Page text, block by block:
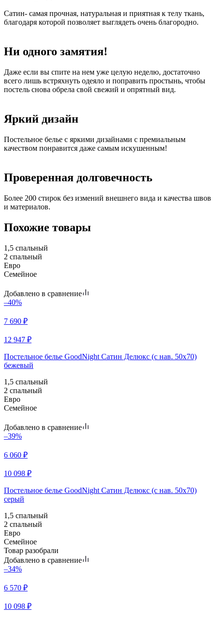
Сатин- самая прочная, натуральная и приятная к телу ткань,
благодаря которой позволяет выглядеть очень благородно.
Ни одного замятия!
Даже если вы спите на нем уже целую неделю, достаточно
всего лишь встряхнуть одеяло и поправить простынь, чтобы
постель снова обрела свой свежий и опрятный вид.
Яркий дизайн
Постельное белье с яркими дизайнами с премиальным
качеством понравится даже самым искушенным!
Проверенная долговечность
Более 200 стирок без измений внешнего вида и качества швов
и материалов.
Похожие товары
1,5 спальный
2 спальный
Евро
Семейное
Добавлено в сравнение
–40%
7 690 ₽
12 947 ₽
Постельное белье GoodNight Сатин Делюкс (с нав. 50х70)
бежевый
1,5 спальный
2 спальный
Евро
Семейное
Добавлено в сравнение
–39%
6 060 ₽
10 098 ₽
Постельное белье GoodNight Сатин Делюкс (с нав. 50х70)
серый
1,5 спальный
2 спальный
Евро
Семейное
Товар разобрали
Добавлено в сравнение
–34%
6 570 ₽
10 098 ₽